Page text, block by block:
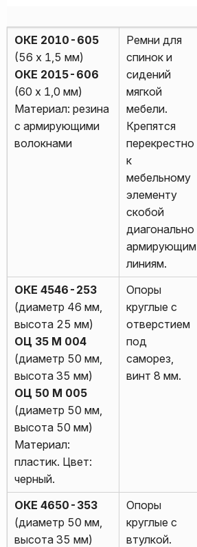
ОКЕ 2010-605
(56 х 1,5 мм)
ОКЕ 2015-606
(60 х 1,0 мм)
Материал: резина
с армирующими
волокнами
Ремни для
спинок и
сидений
мягкой
мебели.
Крепятся
перекрестно
к
мебельному
элементу
скобой
диагонально
армирующим
линиям.
ОКЕ 4546-253
(диаметр 46 мм,
высота 25 мм)
ОЦ 35 М 004
(диаметр 50 мм,
высота 35 мм)
ОЦ 50 М 005
(диаметр 50 мм,
высота 50 мм)
Материал:
пластик. Цвет:
черный.
Опоры
круглые с
отверстием
под
саморез,
винт 8 мм.
ОКЕ 4650-353
(диаметр 50 мм,
высота 35 мм)
Опоры
круглые с
втулкой.